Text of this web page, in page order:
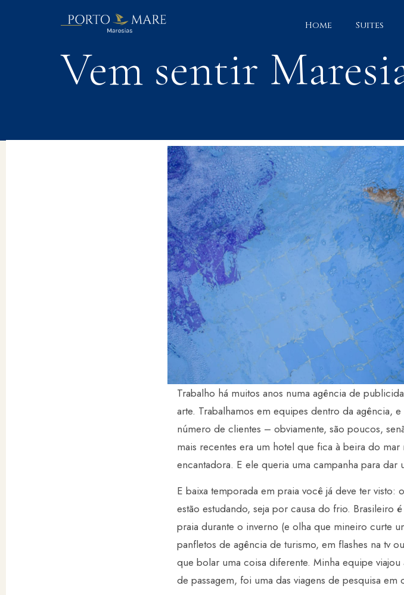
Home Suites
Vem sentir
BLOG | ARTIGO
Trabalho há muitos anos numa agência de
arte. Trabalhamos em equipes dentro da agência,
número de clientes – obviamente, são poucos,
mais recentes era um hotel que fica à beira do mar
encantadora. E ele queria uma campanha para dar
E baixa temporada em praia você já deve ter visto:
estão estudando, seja por causa do frio. Brasileiro
praia durante o inverno (e olha que mineiro curte
panfletos de agência de turismo, em flashes na tv
que bolar uma coisa diferente. Minha equipe
de passagem, foi uma das viagens de pesquisa